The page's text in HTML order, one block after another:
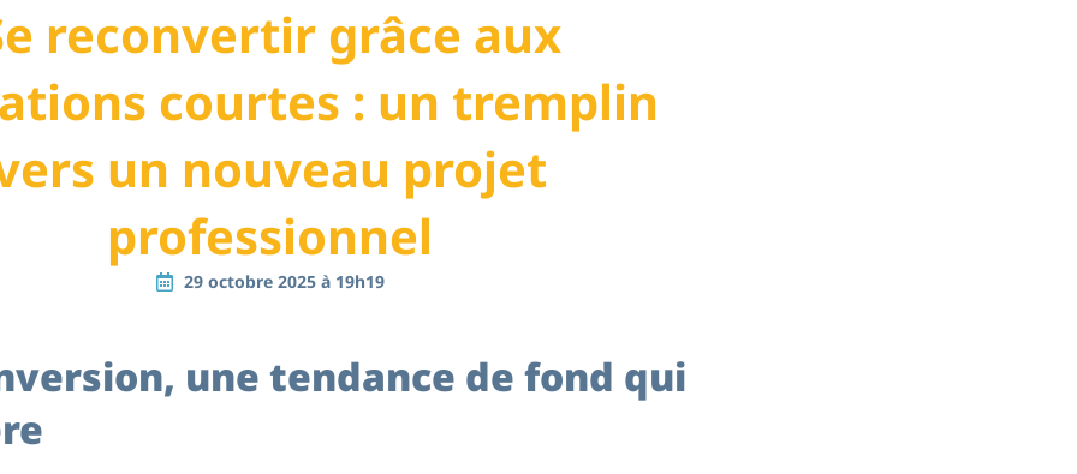
reconvertir grâce aux
courtes : un tremplin
un nouveau projet
professionnel
29 octobre 2025 à 19h19
une tendance de fond qui